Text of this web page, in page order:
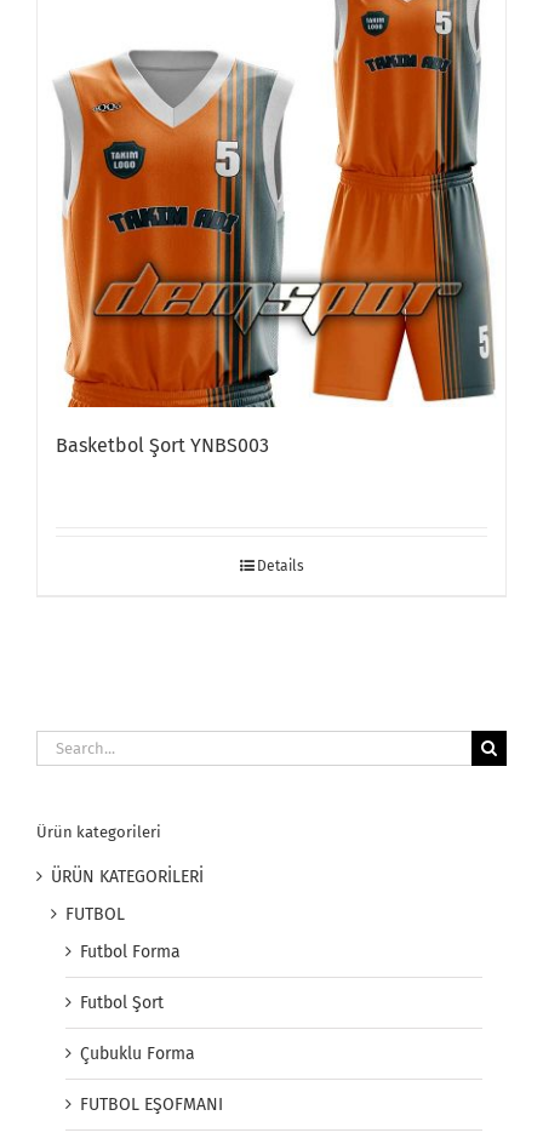
Basketbol Şort YNBS003
Details
Search
for:
Ürün kategorileri
ÜRÜN KATEGORİLERİ
FUTBOL
Futbol Forma
Futbol Şort
Çubuklu Forma
FUTBOL EŞOFMANI